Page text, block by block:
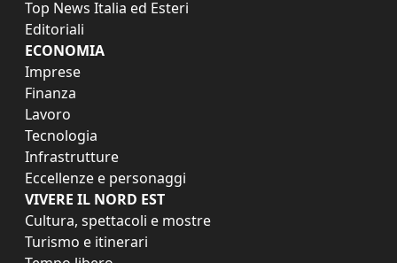
Top News Italia ed Esteri
Editoriali
ECONOMIA
Imprese
Finanza
Lavoro
Tecnologia
Infrastrutture
Eccellenze e personaggi
VIVERE IL NORD EST
Cultura, spettacoli e mostre
Turismo e itinerari